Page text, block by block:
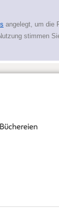
angelegt, um die
stimmen